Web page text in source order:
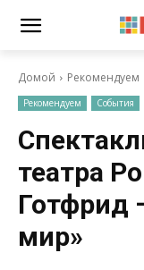
Домой Рекомендуем
Рекомендуем События
театра
Готфрид
мир»